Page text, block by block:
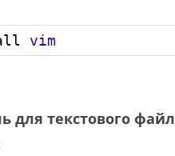
vim
для текстового